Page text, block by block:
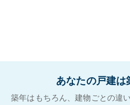
あなたの戸建は
築年はもちろん、建物ごとの違